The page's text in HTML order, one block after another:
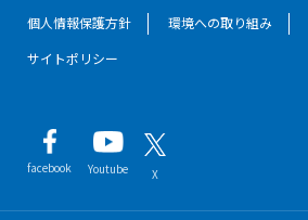
個人情報保護方針 環境への取り組み
サイトポリシー
facebook Youtube X